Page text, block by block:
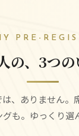
PRE-
の、3つの
、 ありません。
も。 ゆっくり選